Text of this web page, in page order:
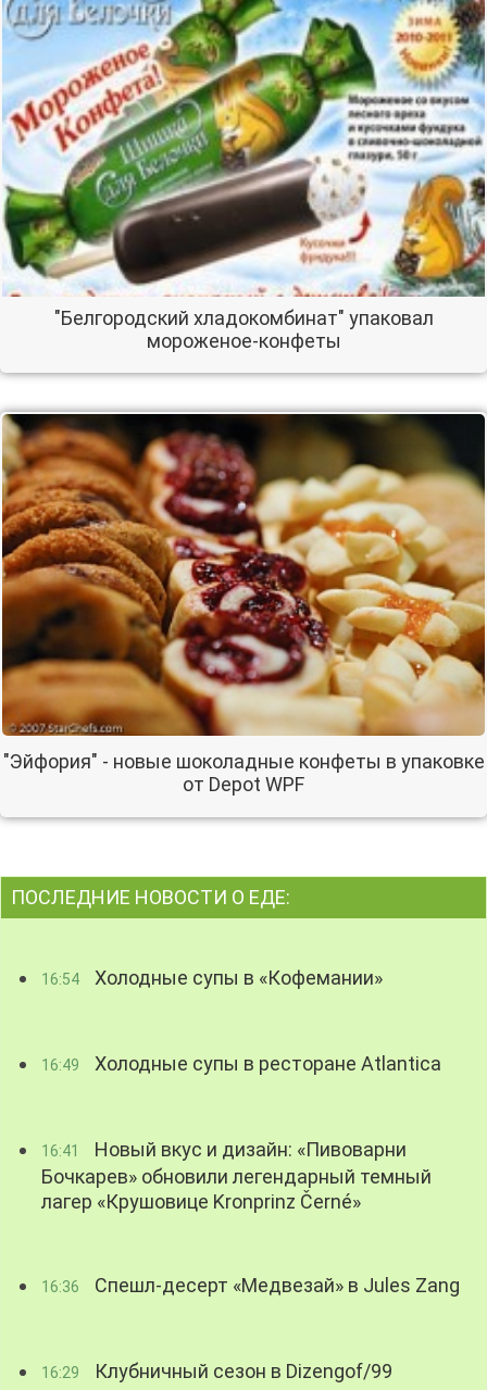
"Белгородский хладокомбинат" упаковал
мороженое-конфеты
"Эйфория" - новые шоколадные конфеты в упаковке
от Depot WPF
ПОСЛЕДНИЕ НОВОСТИ О ЕДЕ:
16:54 Холодные супы в «Кофемании»
16:49 Холодные супы в ресторане Atlantica
16:41
Новый вкус и дизайн: «Пивоварни
Бочкарев» обновили легендарный темный
лагер «Крушовице Kronprinz Černé»
16:36 Спешл-десерт «Медвезай» в Jules Zang
16:29 Клубничный сезон в Dizengof/99